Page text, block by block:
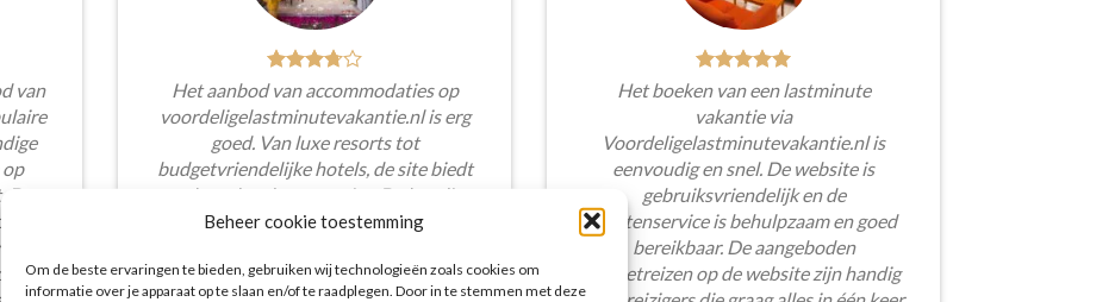
Beheer cookie toestemming
Om de beste ervaringen te bieden, gebruiken wij technologieën zoals cookies om
informatie over je apparaat op te slaan en/of te raadplegen. Door in te stemmen met deze
van
Het aanbod van accommodaties op
voordeligelastminutevakantie.nl is erg
goed. Van luxe resorts tot
budgetvriendelijke hotels, de site biedt
een breed scala aan opties. De handige
zoekfilters maakten het eenvoudig om
aansluiten bij mijn voorkeuren en
Het boeken van een lastminute
vakantie via
Voordeligelastminutevakantie.nl is
eenvoudig en snel. De website is
gebruiksvriendelijk en de
klantenservice is behulpzaam en goed
bereikbaar. De aangeboden
pakketreizen op de website zijn handig